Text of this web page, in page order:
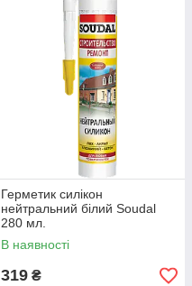
Герметик силікон
нейтральний білий Soudal
280 мл.
В наявності
319 ₴